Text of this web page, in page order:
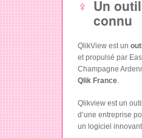
Un
connu
QlikView est un
et propulsé par
Champagne
Qlik France.
Qlikview est un
d’une entreprise
un logiciel